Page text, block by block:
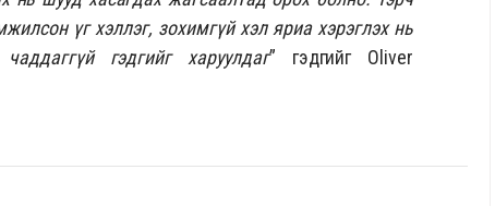
үг хэллэг, зохимгүй хэл яриа хэрэглэх нь
гэдгийг харуулдаг” гэдгийг Oliver